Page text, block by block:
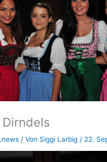
Dirndels
/ Von Siggi Larbig / 22.